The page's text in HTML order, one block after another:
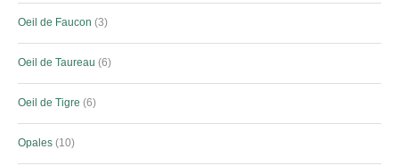
Oeil de Faucon 3
Oeil de Taureau 6
Oeil de Tigre 6
Opales 10